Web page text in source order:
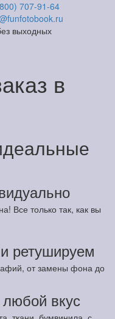
707-91-64
выходных
в
Все только так, как вы
ретушируем
от замены фона до
вкус